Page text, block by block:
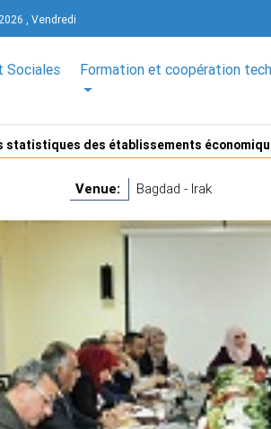
, Vendredi
Sociales Formation et coopération
des établissements
Venue: Bagdad - Irak